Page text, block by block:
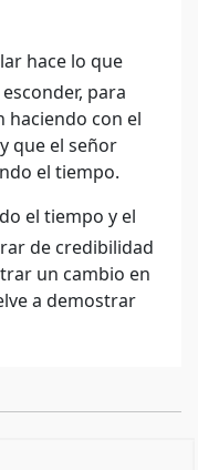
hace lo que
para
haciendo con el
que el señor
el tiempo.
el tiempo y el
de credibilidad
un cambio en
a demostrar